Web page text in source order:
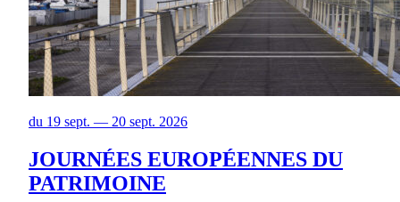
du 19 sept. — 20 sept. 2026
JOURNÉES EUROPÉENNES DU
PATRIMOINE